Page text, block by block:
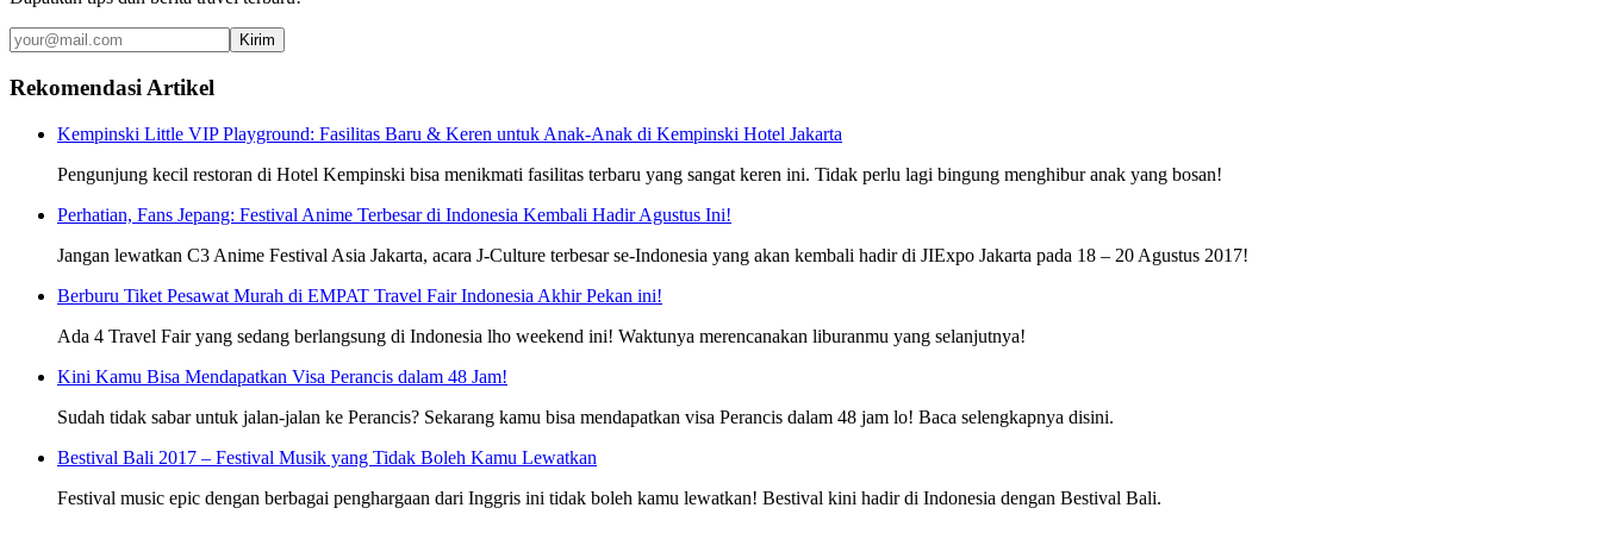
Kirim
Rekomendasi Artikel
Kempinski Little VIP Playground: Fasilitas Baru & Keren untuk Anak-Anak di Kempinski Hotel Jakarta
Pengunjung kecil restoran di Hotel Kempinski bisa menikmati fasilitas terbaru yang sangat keren ini. Tidak perlu lagi bingung menghibur anak yang bosan!
Perhatian, Fans Jepang: Festival Anime Terbesar di Indonesia Kembali Hadir Agustus Ini!
Jangan lewatkan C3 Anime Festival Asia Jakarta, acara J-Culture terbesar se-Indonesia yang akan kembali hadir di JIExpo Jakarta pada 18 – 20 Agustus 2017!
Berburu Tiket Pesawat Murah di EMPAT Travel Fair Indonesia Akhir Pekan ini!
Ada 4 Travel Fair yang sedang berlangsung di Indonesia lho weekend ini! Waktunya merencanakan liburanmu yang selanjutnya!
Kini Kamu Bisa Mendapatkan Visa Perancis dalam 48 Jam!
Sudah tidak sabar untuk jalan-jalan ke Perancis? Sekarang kamu bisa mendapatkan visa Perancis dalam 48 jam lo! Baca selengkapnya disini.
Bestival Bali 2017 – Festival Musik yang Tidak Boleh Kamu Lewatkan
Festival music epic dengan berbagai penghargaan dari Inggris ini tidak boleh kamu lewatkan! Bestival kini hadir di Indonesia dengan Bestival Bali.